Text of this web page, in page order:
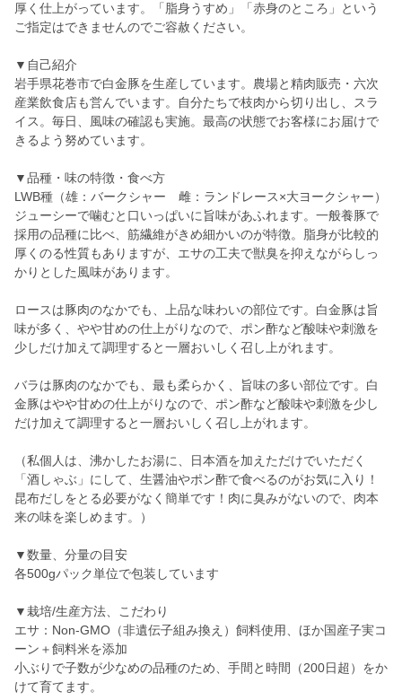
厚く仕上がっています。「脂身うすめ」「赤身のところ」という
ご指定はできませんのでご容赦ください。
▼自己紹介
岩手県花巻市で白金豚を生産しています。農場と精肉販売・六次
産業飲食店も営んでいます。自分たちで枝肉から切り出し、スラ
イス。毎日、風味の確認も実施。最高の状態でお客様にお届けで
きるよう努めています。
▼品種・味の特徴・食べ方
LWB種（雄：バークシャー 雌：ランドレース×大ヨークシャー）
ジューシーで噛むと口いっぱいに旨味があふれます。一般養豚で
採用の品種に比べ、筋繊維がきめ細かいのが特徴。脂身が比較的
厚くのる性質もありますが、エサの工夫で獣臭を抑えながらしっ
かりとした風味があります。
ロースは豚肉のなかでも、上品な味わいの部位です。白金豚は旨
味が多く、やや甘めの仕上がりなので、ポン酢など酸味や刺激を
少しだけ加えて調理すると一層おいしく召し上がれます。
バラは豚肉のなかでも、最も柔らかく、旨味の多い部位です。白
金豚はやや甘めの仕上がりなので、ポン酢など酸味や刺激を少し
だけ加えて調理すると一層おいしく召し上がれます。
（私個人は、沸かしたお湯に、日本酒を加えただけでいただく
「酒しゃぶ」にして、生醤油やポン酢で食べるのがお気に入り！
昆布だしをとる必要がなく簡単です！肉に臭みがないので、肉本
来の味を楽しめます。）
▼数量、分量の目安
各500gパック単位で包装しています
▼栽培/生産方法、こだわり
エサ：Non-GMO（非遺伝子組み換え）飼料使用、ほか国産子実コ
ーン＋飼料米を添加
小ぶりで子数が少なめの品種のため、手間と時間（200日超）をか
けて育てます。